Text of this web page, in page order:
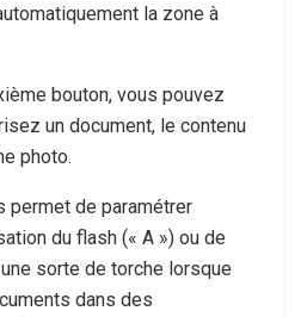
la zone à
bouton, vous pouvez
un document, le contenu
photo.
permet de paramétrer
du flash (« A ») ou de
sorte de torche lorsque
dans des